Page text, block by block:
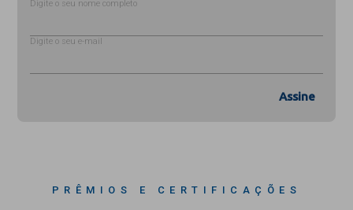
Digite o seu nome completo
Digite o seu e-mail
Assine
PRÊMIOS E CERTIFICAÇÕES